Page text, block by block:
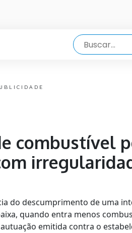
combustível
do descumprimento de uma
quando entra menos
emitida contra o